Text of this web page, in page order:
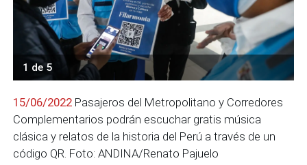
1 de 5
15/06/2022 Pasajeros del Metropolitano y Corredores
Complementarios podrán escuchar gratis música
clásica y relatos de la historia del Perú a través de un
código QR. Foto: ANDINA/Renato Pajuelo